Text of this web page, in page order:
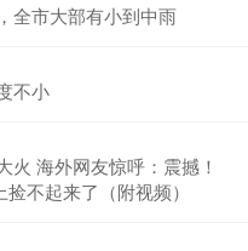
全市大部有小到中雨
不小
火 海外网友惊呼：震撼！
不起来了（附视频）